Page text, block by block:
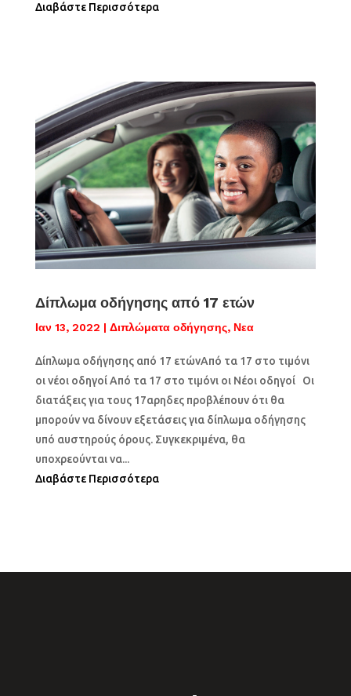
Διαβάστε Περισσότερα
Δίπλωμα οδήγησης από 17 ετών
Ιαν 13, 2022 | Διπλώματα οδήγησης, Νεα
Δίπλωμα οδήγησης από 17 ετώνΑπό τα 17 στο τιμόνι
οι νέοι οδηγοί Από τα 17 στο τιμόνι οι Νέοι οδηγοί Οι
διατάξεις για τους 17αρηδες προβλέπουν ότι θα
μπορούν να δίνουν εξετάσεις για δίπλωμα οδήγησης
υπό αυστηρούς όρους. Συγκεκριμένα, θα
υποχρεούνται να...
Διαβάστε Περισσότερα